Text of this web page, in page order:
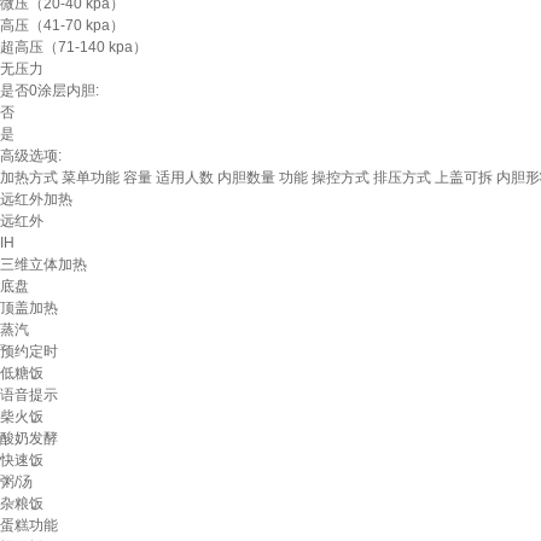
微压（20-40 kpa）
高压（41-70 kpa）
超高压（71-140 kpa）
无压力
是否0涂层内胆:
否
是
高级选项:
加热方式 菜单功能 容量 适用人数 内胆数量 功能 操控方式 排压方式 上盖可拆 内胆
远红外加热
远红外
IH
三维立体加热
底盘
顶盖加热
蒸汽
预约定时
低糖饭
语音提示
柴火饭
酸奶发酵
快速饭
粥/汤
杂粮饭
蛋糕功能